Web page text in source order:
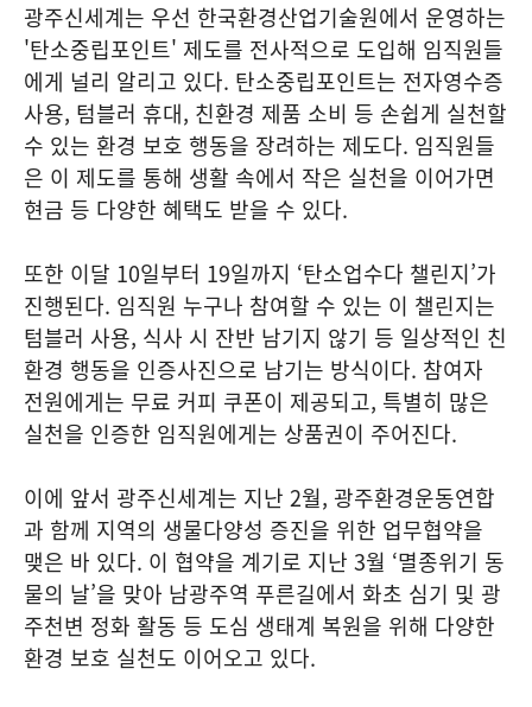
광주신세계는 우선 한국환경산업기술원에서 운영하는
'탄소중립포인트' 제도를 전사적으로 도입해 임직원들
에게 널리 알리고 있다. 탄소중립포인트는 전자영수증
사용, 텀블러 휴대, 친환경 제품 소비 등 손쉽게 실천할
수 있는 환경 보호 행동을 장려하는 제도다. 임직원들
은 이 제도를 통해 생활 속에서 작은 실천을 이어가면
현금 등 다양한 혜택도 받을 수 있다.
또한 이달 10일부터 19일까지 ‘탄소업수다 챌린지’가
진행된다. 임직원 누구나 참여할 수 있는 이 챌린지는
텀블러 사용, 식사 시 잔반 남기지 않기 등 일상적인 친
환경 행동을 인증사진으로 남기는 방식이다. 참여자
전원에게는 무료 커피 쿠폰이 제공되고, 특별히 많은
실천을 인증한 임직원에게는 상품권이 주어진다.
이에 앞서 광주신세계는 지난 2월, 광주환경운동연합
과 함께 지역의 생물다양성 증진을 위한 업무협약을
맺은 바 있다. 이 협약을 계기로 지난 3월 ‘멸종위기 동
물의 날’을 맞아 남광주역 푸른길에서 화초 심기 및 광
주천변 정화 활동 등 도심 생태계 복원을 위해 다양한
환경 보호 실천도 이어오고 있다.